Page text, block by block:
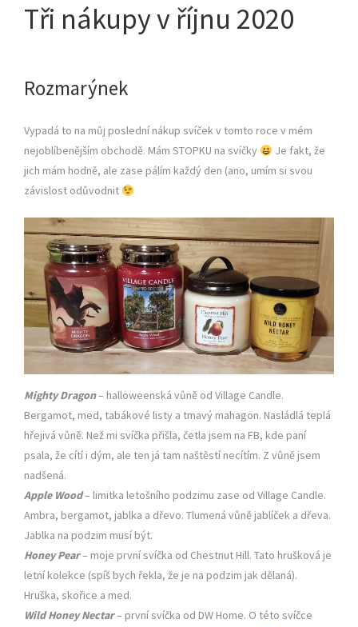
Tři nákupy v říjnu 2020
Rozmarýnek
Vypadá to na můj poslední nákup svíček v tomto roce v mém
nejoblíbenějším obchodě. Mám STOPKU na svíčky
Je fakt, že
jich mám hodně, ale zase pálím každý den (ano, umím si svou
závislost odůvodnit
Mighty Dragon– halloweenská vůně od Village Candle.
Bergamot, med, tabákové listy a tmavý mahagon. Nasládlá teplá
hřejivá vůně. Než mi svíčka přišla, četla jsem na FB, kde paní
psala, že cítí i dým, ale ten já tam naštěstí necítím. Z vůně jsem
nadšená.
Apple Wood– limitka letošního podzimu zase od Village Candle.
Ambra, bergamot, jablka a dřevo. Tlumená vůně jablíček a dřeva.
Jablka na podzim musí být.
Honey Pear– moje první svíčka od Chestnut Hill. Tato hrušková je
letní kolekce (spíš bych řekla, že je na podzim jak dělaná).
Hruška, skořice a med.
Wild Honey Nectar– první svíčka od DW Home. O této svíčce